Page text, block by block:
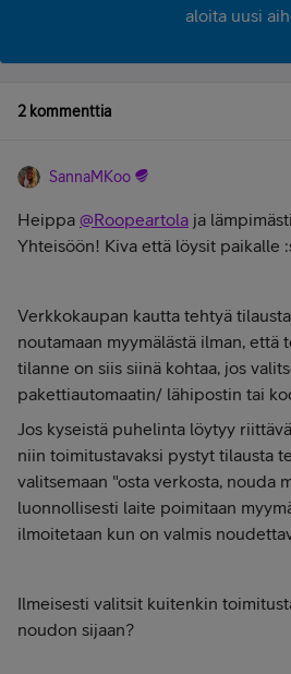
aloita uusi
2 kommenttia
SannaMKoo
Heippa @Roopeartola ja
Yhteisöön! Kiva että löysit paikalle
Verkkokaupan kautta tehtyä
noutamaan myymälästä ilman, että
tilanne on siis siinä kohtaa, jos
pakettiautomaatin/ lähipostin tai
Jos kyseistä puhelinta löytyy
niin toimitustavaksi pystyt tilausta
valitsemaan "osta verkosta, nouda
luonnollisesti laite poimitaan
ilmoitetaan kun on valmis
Ilmeisesti valitsit kuitenkin
noudon sijaan?